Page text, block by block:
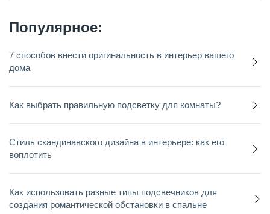
Популярное:
7 способов внести оригинальность в интерьер вашего
дома
Как выбрать правильную подсветку для комнаты?
Стиль скандинавского дизайна в интерьере: как его
воплотить
Как использовать разные типы подсвечников для
создания романтической обстановки в спальне